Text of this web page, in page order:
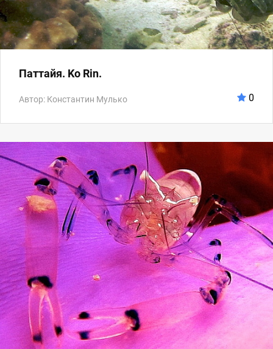
Паттайя. Ko Rin.
Автор: Константин Мулько 0